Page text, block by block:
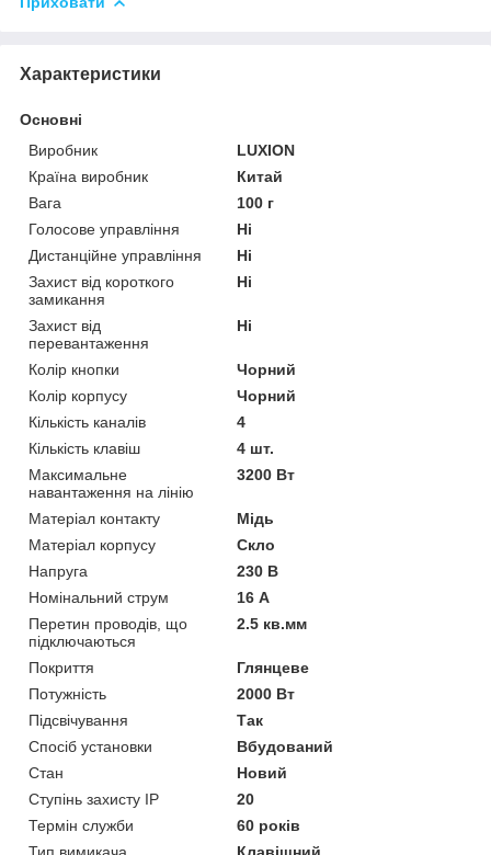
Характеристики
Основні
Виробник
LUXION
Країна виробник
Китай
Вага
100 г
Голосове управління
Ні
Дистанційне управління
Ні
Захист від короткого
замикання
Ні
Захист від
перевантаження
Ні
Колір кнопки
Чорний
Колір корпусу
Чорний
Кількість каналів
4
Кількість клавіш
4 шт.
Максимальне
навантаження на лінію
3200 Вт
Матеріал контакту
Мідь
Матеріал корпусу
Скло
Напруга
230 В
Номінальний струм
16 А
Перетин проводів, що
підключаються
2.5 кв.мм
Покриття
Глянцеве
Потужність
2000 Вт
Підсвічування
Так
Спосіб установки
Вбудований
Стан
Новий
Ступінь захисту IP
20
Термін служби
60 років
Тип вимикача
Клавішний